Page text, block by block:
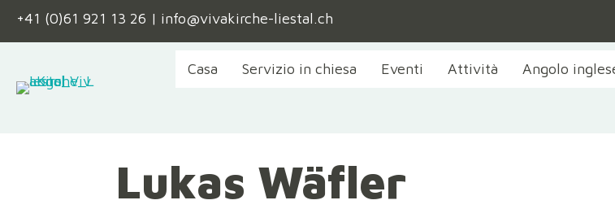
+41 (0)61 921 13 26 | info@vivakirche-liestal.ch
Casa Servizio in chiesa Eventi Attività Angolo
Lukas Wäfler